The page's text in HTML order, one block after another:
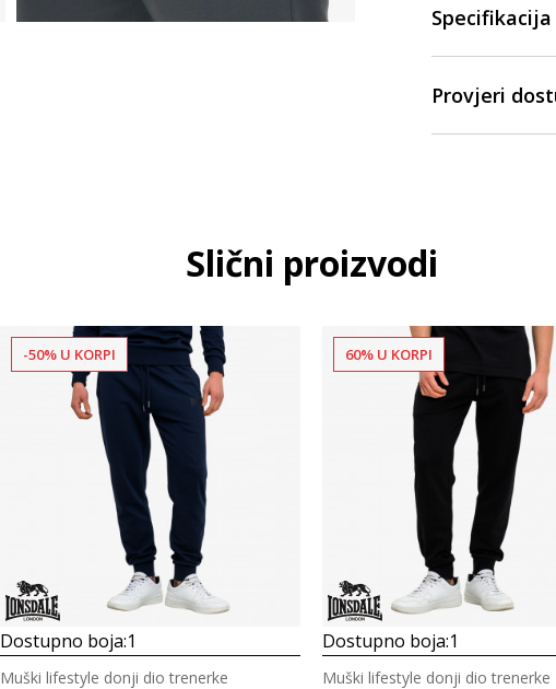
Specifikacija
Provjeri
Slični proizvodi
-50% U KORPI
Dostupno boja:1
Muški lifestyle donji dio trenerke
60% U KORPI
Dostupno boja:1
Muški lifestyle donji dio trenerke